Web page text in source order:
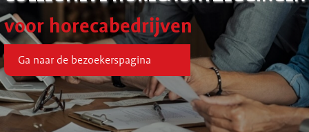
voor horecabedrijven
Ga naar de bezoekerspagina